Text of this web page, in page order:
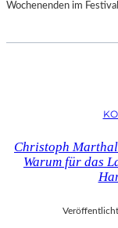
Wochenenden im
Christoph
Warum für das